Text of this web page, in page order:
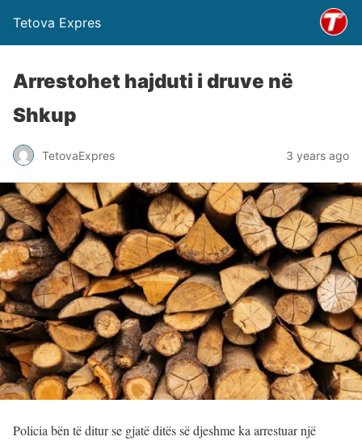
Tetova Expres
Arrestohet hajduti i druve në
Shkup
TetovaExpres 3 years ago
Policia bën të ditur se gjatë ditës së djeshme ka arrestuar një